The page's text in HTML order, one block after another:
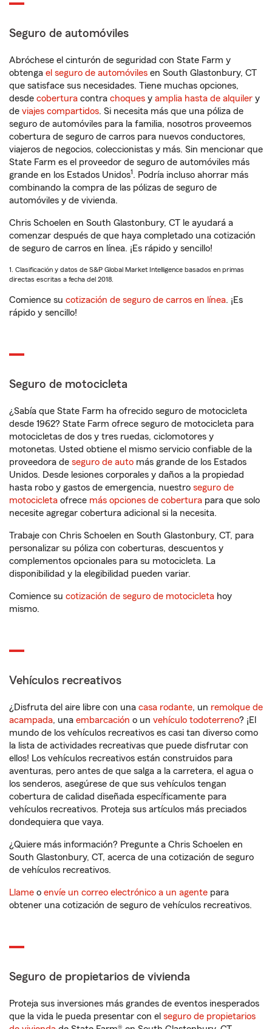
Seguro de automóviles
Abróchese el cinturón de seguridad con State Farm y
obtenga el seguro de automóviles en South Glastonbury, CT
que satisface sus necesidades. Tiene muchas opciones,
desde cobertura contra choques y amplia hasta de alquiler y
de viajes compartidos. Si necesita más que una póliza de
seguro de automóviles para la familia, nosotros proveemos
cobertura de seguro de carros para nuevos conductores,
viajeros de negocios, coleccionistas y más. Sin mencionar que
State Farm es el proveedor de seguro de automóviles más
grande en los Estados Unidos1. Podría incluso ahorrar más
combinando la compra de las pólizas de seguro de
automóviles y de vivienda.
Chris Schoelen en South Glastonbury, CT le ayudará a
comenzar después de que haya completado una cotización
de seguro de carros en línea. ¡Es rápido y sencillo!
1. Clasificación y datos de S&P Global Market Intelligence basados en primas
directas escritas a fecha del 2018.
Comience su cotización de seguro de carros en línea. ¡Es
rápido y sencillo!
Seguro de motocicleta
¿Sabía que State Farm ha ofrecido seguro de motocicleta
desde 1962? State Farm ofrece seguro de motocicleta para
motocicletas de dos y tres ruedas, ciclomotores y
motonetas. Usted obtiene el mismo servicio confiable de la
proveedora de seguro de auto más grande de los Estados
Unidos. Desde lesiones corporales y daños a la propiedad
hasta robo y gastos de emergencia, nuestro seguro de
motocicleta ofrece más opciones de cobertura para que solo
necesite agregar cobertura adicional si la necesita.
Trabaje con Chris Schoelen en South Glastonbury, CT, para
personalizar su póliza con coberturas, descuentos y
complementos opcionales para su motocicleta. La
disponibilidad y la elegibilidad pueden variar.
Comience su cotización de seguro de motocicleta hoy
mismo.
Vehículos recreativos
¿Disfruta del aire libre con una casa rodante, un remolque de
acampada, una embarcación o un vehículo todoterreno? ¡El
mundo de los vehículos recreativos es casi tan diverso como
la lista de actividades recreativas que puede disfrutar con
ellos! Los vehículos recreativos están construidos para
aventuras, pero antes de que salga a la carretera, el agua o
los senderos, asegúrese de que sus vehículos tengan
cobertura de calidad diseñada específicamente para
vehículos recreativos. Proteja sus artículos más preciados
dondequiera que vaya.
¿Quiere más información? Pregunte a Chris Schoelen en
South Glastonbury, CT, acerca de una cotización de seguro
de vehículos recreativos.
Llame o envíe un correo electrónico a un agente para
obtener una cotización de seguro de vehículos recreativos.
Seguro de propietarios de vivienda
Proteja sus inversiones más grandes de eventos inesperados
que la vida le pueda presentar con el seguro de propietarios